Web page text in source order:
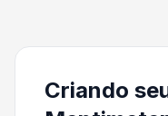
Criando